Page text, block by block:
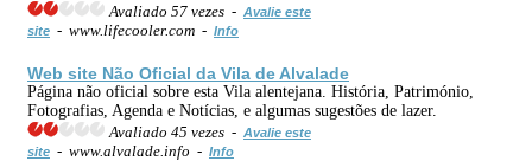
Avaliado 57 vezes - Avalie este
site - www.lifecooler.com - Info
Web site Não Oficial da Vila de Alvalade
Página não oficial sobre esta Vila alentejana. História, Património,
Fotografias, Agenda e Notícias, e algumas sugestões de lazer.
Avaliado 45 vezes - Avalie este
site - www.alvalade.info - Info